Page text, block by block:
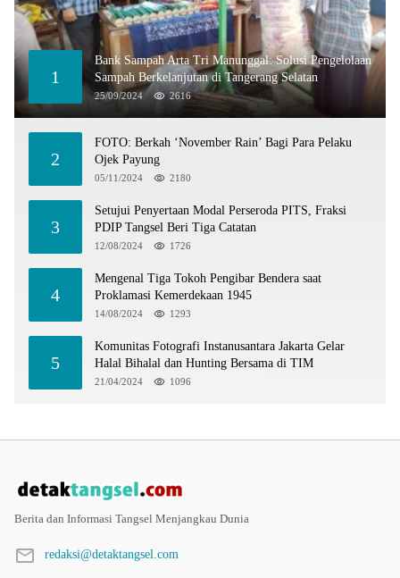
1
Bank Sampah Arta Tri Manunggal: Solusi Pengelolaan
Sampah Berkelanjutan di Tangerang Selatan
25/09/2024 2616
2
FOTO: Berkah ‘November Rain’ Bagi Para Pelaku
Ojek Payung
05/11/2024 2180
3
Setujui Penyertaan Modal Perseroda PITS, Fraksi
PDIP Tangsel Beri Tiga Catatan
12/08/2024 1726
4
Mengenal Tiga Tokoh Pengibar Bendera saat
Proklamasi Kemerdekaan 1945
14/08/2024 1293
5
Komunitas Fotografi Instanusantara Jakarta Gelar
Halal Bihalal dan Hunting Bersama di TIM
21/04/2024 1096
Berita dan Informasi Tangsel Menjangkau Dunia
redaksi@detaktangsel.com